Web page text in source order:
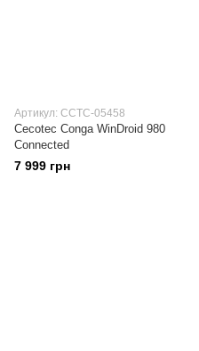
Артикул: CCTC-05458
Cecotec Conga WinDroid 980
Connected
7 999 грн